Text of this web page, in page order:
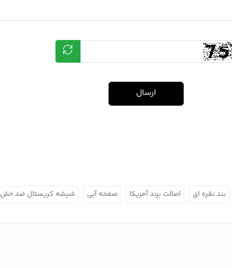
ارسال
بند نقره ای اصالت برند آمریکا صفحه آبی شیشه کریستال ضد خش